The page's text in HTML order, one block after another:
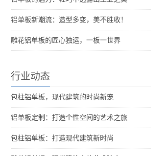
铝单板新潮流：造型多变，美不胜收！
雕花铝单板的匠心独运，一板一世界
行业动态
包柱铝单板，现代建筑的时尚新宠
铝单板定制：打造个性空间的艺术之旅
包柱铝单板：打造现代建筑新时尚